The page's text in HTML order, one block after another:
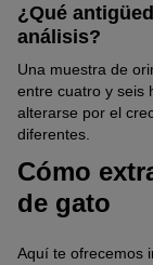
¿Qué
análisis?
Una muestra de
entre cuatro y seis
alterarse por el
diferentes.
Cómo
de gato
Aquí te ofrecemos